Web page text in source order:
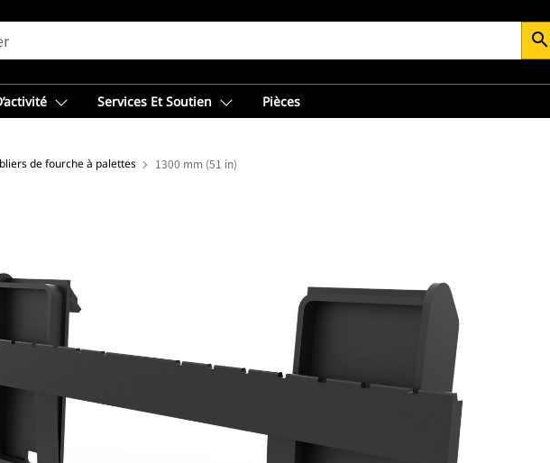
search
Services Et Soutien Pièces
de fourche à palettes 1300 mm (51 in)